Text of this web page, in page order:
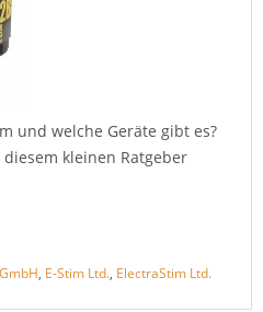
und welche Geräte gibt es?
kleinen Ratgeber
, E-Stim Ltd., ElectraStim Ltd.